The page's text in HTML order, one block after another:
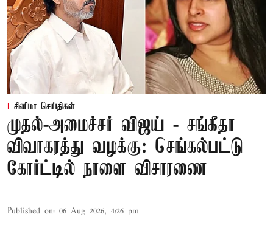
சினிமா செய்திகள்
முதல்-அமைச்சர் விஜய் - சங்கீதா
விவாகரத்து வழக்கு: செங்கல்பட்டு
கோர்ட்டில் நாளை விசாரணை
Published on: 06 Aug 2026, 4:26 pm